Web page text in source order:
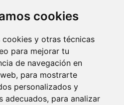
cookies
cookies y otras técnicas
para mejorar tu
de navegación en
para mostrarte
personalizados y
adecuados, para analizar